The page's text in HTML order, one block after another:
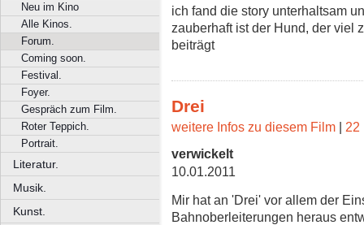
Neu im Kino
Alle Kinos.
Forum.
Coming soon.
Festival.
Foyer.
Gespräch zum Film.
Roter Teppich.
Portrait.
Literatur.
Musik.
Kunst.
ich fand die story unterhaltsam
zauberhaft ist der Hund, der viel
beiträgt
Drei
weitere Infos zu diesem Film | 22
verwickelt
10.01.2011
Mir hat an 'Drei' vor allem der
Bahnoberleiterungen heraus